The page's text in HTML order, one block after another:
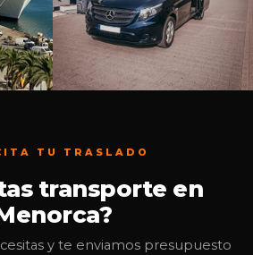
TU TRASLADO
transporte en
y te enviamos presupuesto